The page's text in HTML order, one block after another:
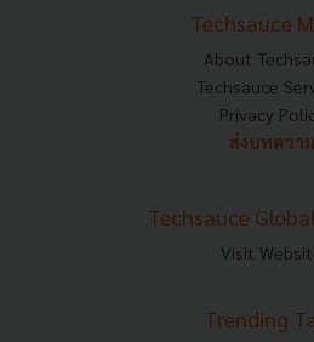
Techsauce
About
Techsauce
Privacy
ส่งบทความ
Techsauce
Visit
Trending